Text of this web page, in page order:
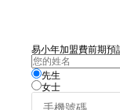
易小年加盟費前期預
先生
女士